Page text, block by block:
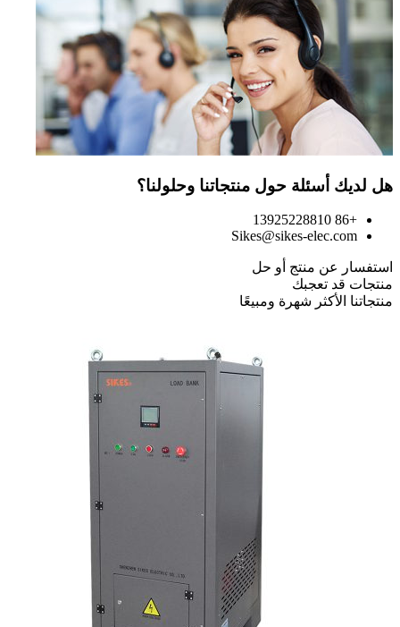
هل لديك أسئلة حول منتجاتنا وحلولنا؟
+86 13925228810
Sikes@sikes-elec.com
استفسار عن منتج أو حل
منتجات قد تعجبك
منتجاتنا الأكثر شهرة ومبيعًا